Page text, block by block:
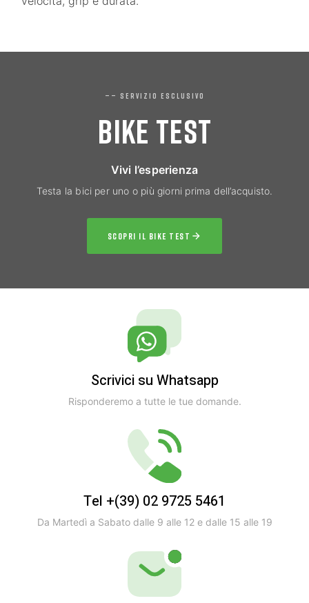
—— SERVIZIO ESCLUSIVO
BIKE TEST
Vivi l’esperienza
Testa la bici per uno o più giorni prima dell’acquisto.
SCOPRI IL BIKE TEST
Scrivici su Whatsapp
Risponderemo a tutte le tue domande.
Tel +(39) 02 9725 5461
Da Martedì a Sabato dalle 9 alle 12 e dalle 15 alle 19